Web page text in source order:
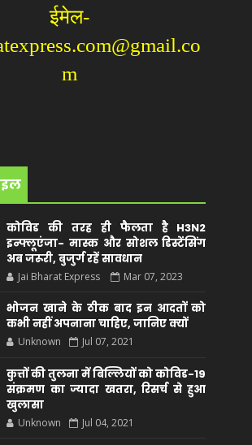
ईमेल-
m
कोविड की तरह ही फैलता है H3N2
इन्फ्लूएंजा- मास्क और सोशल डिस्टेंसिंग
अब जरूरी, बुजुर्ग रहें सावधान
Jai Bharat Express Mar 07, 2023
भोजन खाने के ठीक बाद इन आदतों को
कभी नहीं अपनाना चाहिए, जानिए क्यों
Unknown Jul 07, 2021
कुत्तों की तुलना में बिल्लियों को कोविड-19
संक्रमण का ज्यादा खतरा, रिसर्च से हुआ
खुलासा
Unknown Jul 04, 2021